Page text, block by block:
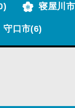
寝屋川市
守口市(6)